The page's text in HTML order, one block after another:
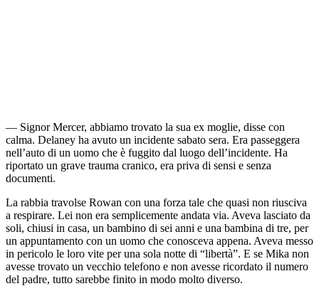
— Signor Mercer, abbiamo trovato la sua ex moglie, disse con
calma. Delaney ha avuto un incidente sabato sera. Era passeggera
nell’auto di un uomo che è fuggito dal luogo dell’incidente. Ha
riportato un grave trauma cranico, era priva di sensi e senza
documenti.
La rabbia travolse Rowan con una forza tale che quasi non riusciva
a respirare. Lei non era semplicemente andata via. Aveva lasciato da
soli, chiusi in casa, un bambino di sei anni e una bambina di tre, per
un appuntamento con un uomo che conosceva appena. Aveva messo
in pericolo le loro vite per una sola notte di “libertà”. E se Mika non
avesse trovato un vecchio telefono e non avesse ricordato il numero
del padre, tutto sarebbe finito in modo molto diverso.